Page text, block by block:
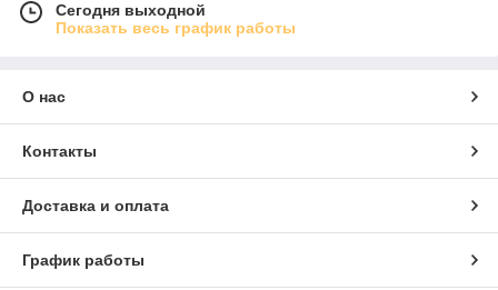
Сегодня выходной
Показать весь график работы
О нас
Контакты
Доставка и оплата
График работы